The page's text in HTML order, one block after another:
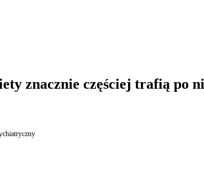
znacznie częściej trafią po